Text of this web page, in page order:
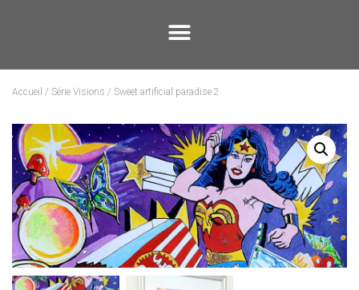
Accueil / Série Visions / Sweet artificial paradise 2